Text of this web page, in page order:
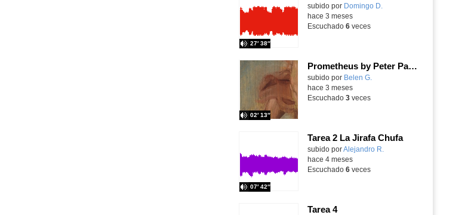
Contenido educativo.
subido por Domingo D.
27′ 38″
hace 3 meses
Escuchado 6veces
Prometheus by Peter Paul Rubens
Contenido educativo.
subido por Belen G.
02′ 13″
hace 3 meses
Escuchado 3veces
Tarea 2 La Jirafa Chufa
Contenido educativo.
subido porAlejandro R.
07′ 42″
hace 4 meses
Escuchado 6veces
Tarea 4